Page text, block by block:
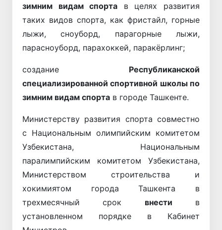
зимним видам спорта в целях развития
таких видов спорта, как фристайл, горные
лыжи, сноуборд, парагорные лыжи,
парасноуборд, парахоккей, паракёрлинг;
создание Республиканской
специализированной спортивной школы по
зимним видам спорта в городе Ташкенте.
Министерству развития спорта совместно
с Национальным олимпийским комитетом
Узбекистана, Национальным
паралимпийским комитетом Узбекистана,
Министерством строительства и
хокимиятом города Ташкента в
трехмесячный срок внести в
установленном порядке в Кабинет